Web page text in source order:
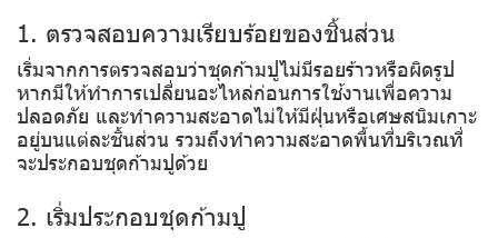
1. ตรวจสอบความเรียบร้อยของชิ้นส่วน
เริ่มจากการตรวจสอบว่าชุดก้ามปูไม่มีรอยร้าวหรือผิดรูป
หากมีให้ทำการเปลี่ยนอะไหล่ก่อนการใช้งานเพื่อความ
ปลอดภัย และทำความสะอาดไม่ให้มีฝุ่นหรือเศษสนิมเกาะ
อยู่บนแต่ละชิ้นส่วน รวมถึงทำความสะอาดพื้นที่บริเวณที่
จะประกอบชุดก้ามปูด้วย
2. เริ่มประกอบชุดก้ามปู